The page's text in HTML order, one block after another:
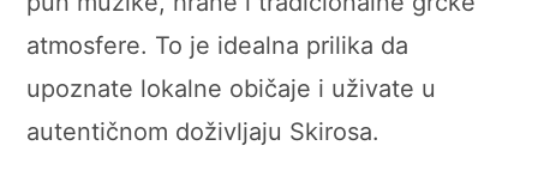
atmosfere. To je idealna prilika da
upoznate lokalne običaje i uživate u
autentičnom doživljaju Skirosa.